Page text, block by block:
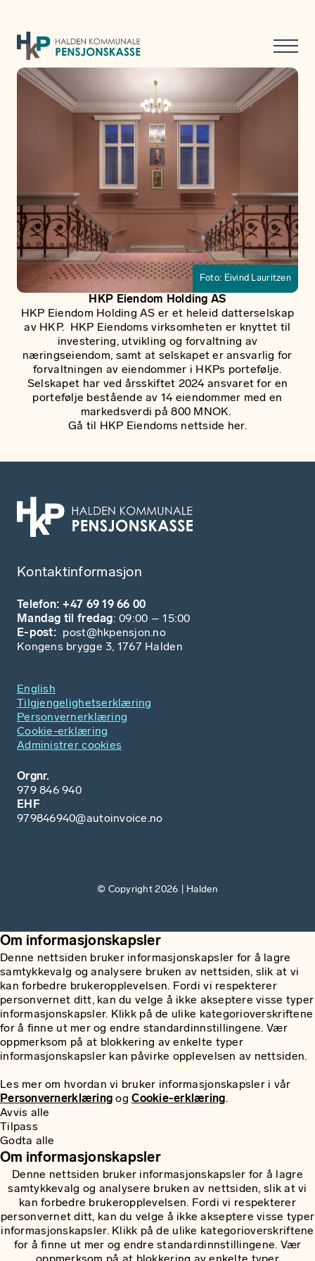
Foto: Eivind Lauritzen
HKP Eiendom Holding AS
HKP Eiendom Holding AS er et heleid datterselskap
av HKP. HKP Eiendoms virksomheten er knyttet til
investering, utvikling og forvaltning av
næringseiendom, samt at selskapet er ansvarlig for
forvaltningen av eiendommer i HKPs portefølje.
Selskapet har ved årsskiftet 2024 ansvaret for en
portefølje bestående av 14 eiendommer med en
markedsverdi på 800 MNOK.
Gå til HKP Eiendoms nettside her.
Kontaktinformasjon
Telefon: +47 69 19 66 00
Mandag til fredag: 09:00 – 15:00
E-post: post@hkpensjon.no
Kongens brygge 3, 1767 Halden
English
Tilgjengelighetserklæring
Personvernerklæring
Cookie-erklæring
Administrer cookies
Orgnr.
979 846 940
EHF
979846940@autoinvoice.no
© Copyright 2026 | Halden
Om informasjonskapsler
Denne nettsiden bruker informasjonskapsler for å lagre
samtykkevalg og analysere bruken av nettsiden, slik at vi
kan forbedre brukeropplevelsen. Fordi vi respekterer
personvernet ditt, kan du velge å ikke akseptere visse typer
informasjonskapsler. Klikk på de ulike kategorioverskriftene
for å finne ut mer og endre standardinnstillingene. Vær
oppmerksom på at blokkering av enkelte typer
informasjonskapsler kan påvirke opplevelsen av nettsiden.
Les mer om hvordan vi bruker informasjonskapsler i vår
Personvernerklæring ogCookie-erklæring.
Avvis alle
Tilpass
Godta alle
Om informasjonskapsler
Denne nettsiden bruker informasjonskapsler for å lagre
samtykkevalg og analysere bruken av nettsiden, slik at vi
kan forbedre brukeropplevelsen. Fordi vi respekterer
personvernet ditt, kan du velge å ikke akseptere visse typer
informasjonskapsler. Klikk på de ulike kategorioverskriftene
for å finne ut mer og endre standardinnstillingene. Vær